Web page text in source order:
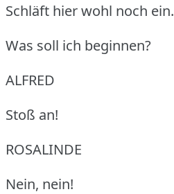
Schläft hier wohl noch ein.
Was soll ich beginnen?
ALFRED
Stoß an!
ROSALINDE
Nein, nein!